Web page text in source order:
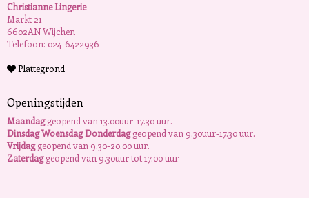
Christianne Lingerie
Markt 21
6602AN Wijchen
Telefoon: 024-6422936
Plattegrond
Openingstijden
Maandaggeopend van 13.00uur-17.30 uur.
Dinsdag Woensdag Donderdaggeopend van 9.30uur-17.30 uur.
Vrijdaggeopend van 9.30-20.00 uur.
Zaterdaggeopend van 9.30uur tot 17.00 uur